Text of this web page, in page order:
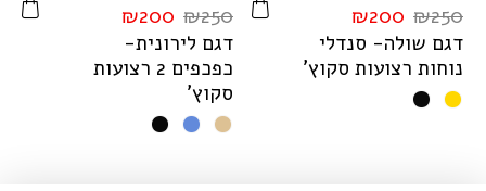
₪250
₪200
דגם שולה- סנדלי
נוחות רצועות סקוץ'
₪250
₪200
דגם לירונית-
כפכפים 2 רצועות
סקוץ'